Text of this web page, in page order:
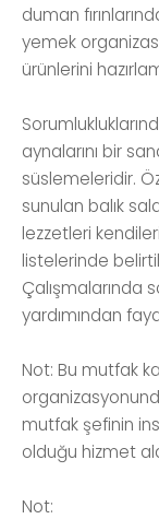
duman
yemek
ürünlerini
aynalarını bir
süslemeleridir.
sunulan balık
lezzetleri
listelerinde
Çalışmalarında
yardımından
Not: Bu mutfak
mutfak şefinin
olduğu hizmet
Not: